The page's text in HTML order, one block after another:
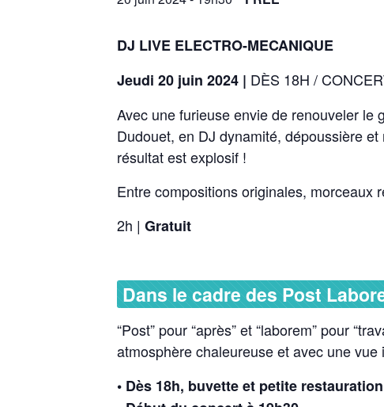
DJ LIVE ELECTRO-MECANIQUE
Jeudi 20 juin 2024 | DÈS 18H /
Avec une furieuse envie de renouveler le
Dudouet, en DJ dynamité, dépoussière
résultat est explosif !
Entre compositions originales, morceaux
2h | Gratuit
Dans le cadre des Post
“Post” pour “après” et “laborem” pour
atmosphère chaleureuse et avec une
• Dès 18h, buvette et petite